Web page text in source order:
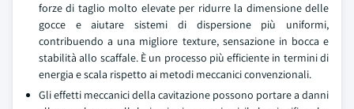
forze di taglio molto elevate per ridurre la dimensione delle
gocce e aiutare sistemi di dispersione più uniformi,
contribuendo a una migliore texture, sensazione in bocca e
stabilità allo scaffale. È un processo più efficiente in termini di
energia e scala rispetto ai metodi meccanici convenzionali.
Gli effetti meccanici della cavitazione possono portare a danni